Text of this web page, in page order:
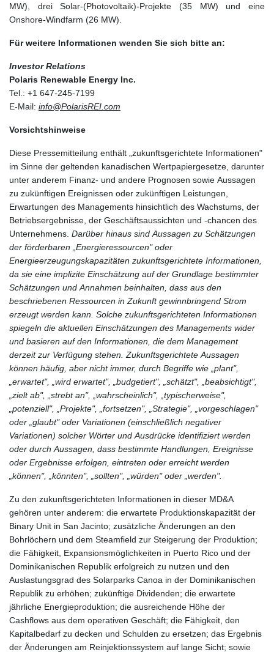
MW), drei Solar-(Photovoltaik)-Projekte (35 MW) und eine
Onshore-Windfarm (26 MW).
Für weitere Informationen wenden Sie sich bitte an:
Investor Relations
Polaris Renewable Energy Inc.
Tel.: +1 647-245-7199
E-Mail: info@PolarisREI.com
Vorsichtshinweise
Diese Pressemitteilung enthält „zukunftsgerichtete Informationen"
im Sinne der geltenden kanadischen Wertpapiergesetze, darunter
unter anderem Finanz- und andere Prognosen sowie Aussagen
zu zukünftigen Ereignissen oder zukünftigen Leistungen,
Erwartungen des Managements hinsichtlich des Wachstums, der
Betriebsergebnisse, der Geschäftsaussichten und -chancen des
Unternehmens. Darüber hinaus sind Aussagen zu Schätzungen
der förderbaren „Energieressourcen" oder
Energieerzeugungskapazitäten zukunftsgerichtete Informationen,
da sie eine implizite Einschätzung auf der Grundlage bestimmter
Schätzungen und Annahmen beinhalten, dass aus den
beschriebenen Ressourcen in Zukunft gewinnbringend Strom
erzeugt werden kann. Solche zukunftsgerichteten Informationen
spiegeln die aktuellen Einschätzungen des Managements wider
und basieren auf den Informationen, die dem Management
derzeit zur Verfügung stehen. Zukunftsgerichtete Aussagen
können häufig, aber nicht immer, durch Begriffe wie „plant",
„erwartet", „wird erwartet", „budgetiert", „schätzt", „beabsichtigt",
„zielt ab", „strebt an", „wahrscheinlich", „typischerweise",
„potenziell", „Projekte", „fortsetzen", „Strategie", „vorgeschlagen"
oder „glaubt" oder Variationen (einschließlich negativer
Variationen) solcher Wörter und Ausdrücke identifiziert werden
oder durch Aussagen, dass bestimmte Handlungen, Ereignisse
oder Ergebnisse erfolgen, eintreten oder erreicht werden
„können", „könnten", „sollten", „würden" oder „werden".
Zu den zukunftsgerichteten Informationen in dieser MD&A
gehören unter anderem: die erwartete Produktionskapazität der
Binary Unit in San Jacinto; zusätzliche Änderungen an den
Bohrlöchern und dem Steamfield zur Steigerung der Produktion;
die Fähigkeit, Expansionsmöglichkeiten in Puerto Rico und der
Dominikanischen Republik erfolgreich zu nutzen und den
Auslastungsgrad des Solarparks Canoa in der Dominikanischen
Republik zu erhöhen; zukünftige Dividenden; die erwartete
jährliche Energieproduktion; die ausreichende Höhe der
Cashflows aus dem operativen Geschäft; die Fähigkeit, den
Kapitalbedarf zu decken und Schulden zu ersetzen; das Ergebnis
der Änderungen am Reinjektionssystem auf lange Sicht; sowie